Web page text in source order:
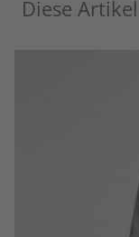
Diese